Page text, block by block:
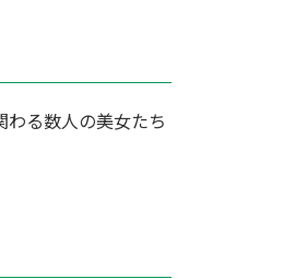
る数人の美女たち